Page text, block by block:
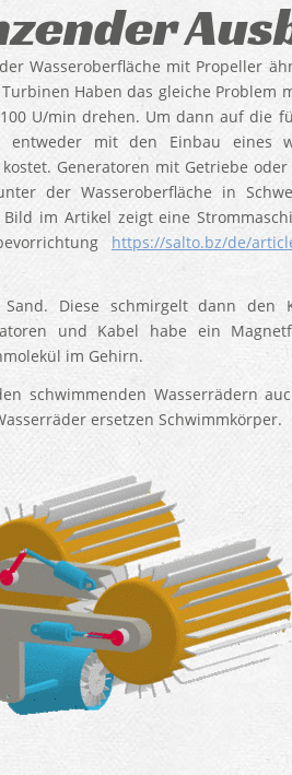
Wasseroberfläche mit Propeller
Haben das gleiche Problem
U/min drehen. Um dann auf die
mit den Einbau eines
Generatoren mit Getriebe
der Wasseroberfläche in
im Artikel zeigt eine
https://salto.bz/de/
Diese schmirgelt dann den
und Kabel habe ein
im Gehirn.
schwimmenden Wasserrädern
ersetzen Schwimmkörper.